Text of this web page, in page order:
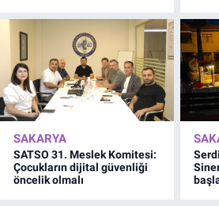
SAKARYA
SATSO 31. Meslek Komitesi:
Çocukların dijital güvenliği
öncelik olmalı